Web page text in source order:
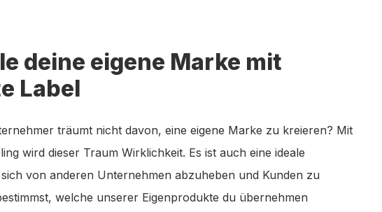
deine eigene Marke mit
Label
träumt nicht davon, eine eigene Marke zu kreieren? Mit
wird dieser Traum Wirklichkeit. Es ist auch eine ideale
von anderen Unternehmen abzuheben und Kunden zu
welche unserer Eigenprodukte du übernehmen